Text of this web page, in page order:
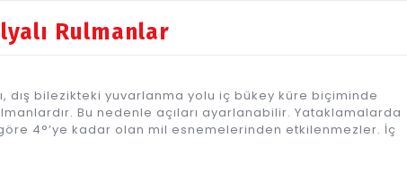
Rulmanlar
dış bilezikteki yuvarlanma yolu iç bükey küre biçiminde
Bu nedenle açıları ayarlanabilir. Yataklamalarda
4°’ye kadar olan mil esnemelerinden etkilenmezler. İç